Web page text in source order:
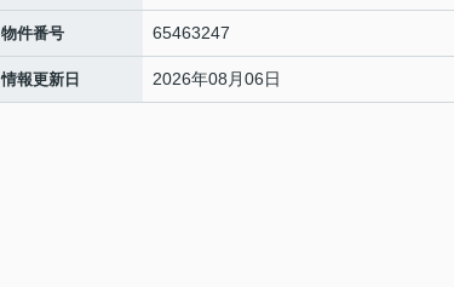
物件番号 65463247
情報更新日 2026年08月06日